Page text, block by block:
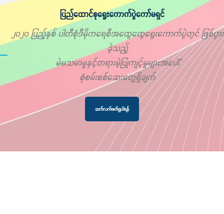
ပြည်ထောင်စုရွေးကောက်ပွဲကော်မရှင်
၂၀၂၀ ပြည့်နှစ် ပါတီစုံဒီမိုကရေစီအထွေထွေရွေးကောက်ပွဲတွင် ဖြစ်ပွား
ခဲ့သည့်
မဲမသမာမှုနှင့်တရားမဲ့ပြုကျင့်မှုများအပေါ်
စုံစမ်းစစ်ဆေးတွေ့ရှိချက်
ဆက်လက်ဖတ်ရှုပါရန်